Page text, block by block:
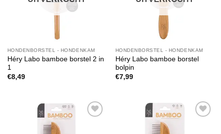
HONDENBORSTEL - HONDENKAM
Héry Labo bamboe borstel 2 in
1
€8,49
HONDENBORSTEL - HONDENKAM
Héry Labo bamboe borstel
bolpin
€7,99